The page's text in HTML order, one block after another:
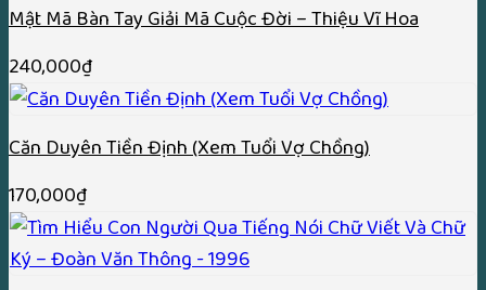
Mật Mã Bàn Tay Giải Mã Cuộc Đời – Thiệu Vĩ Hoa
240,000₫
Căn Duyên Tiền Định (Xem Tuổi Vợ Chồng)
170,000₫